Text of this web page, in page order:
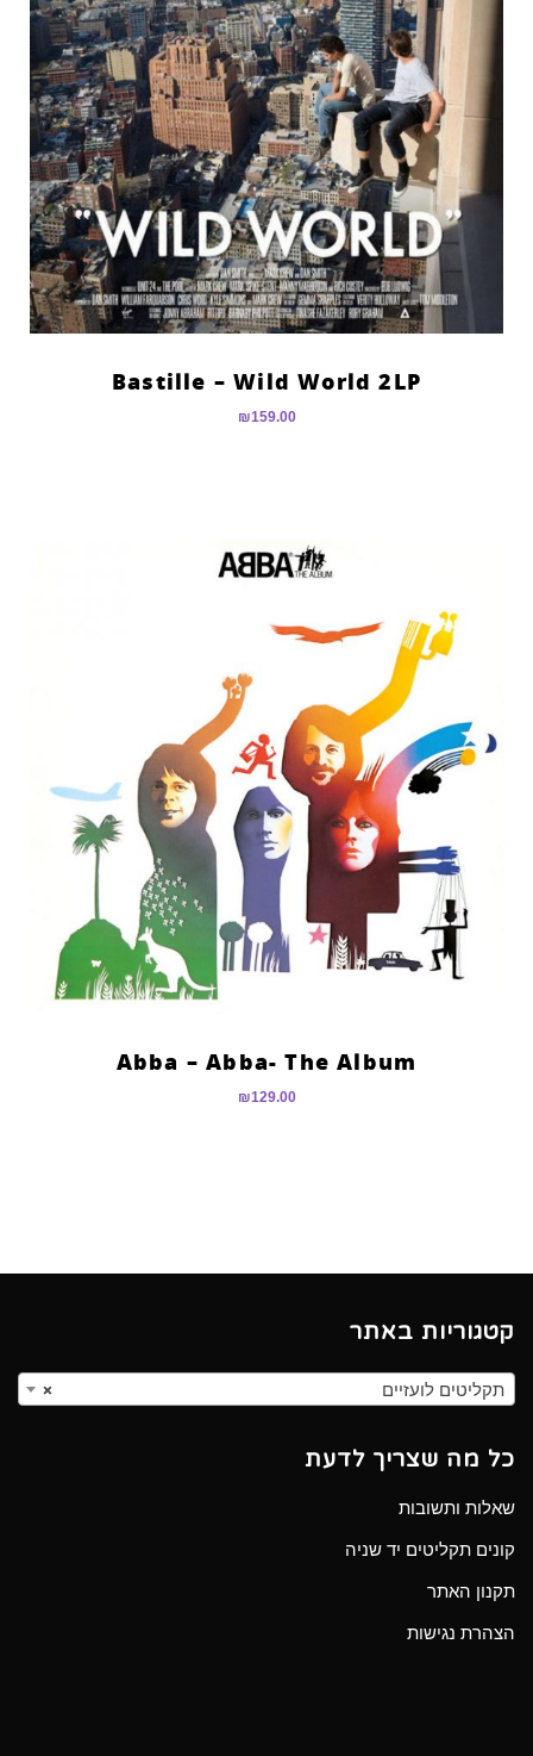
Bastille – Wild World 2LP
₪159.00
Abba – Abba- The Album
₪129.00
קטגוריות באתר
× תקליטים לועזיים
כל מה שצריך לדעת
שאלות ותשובות
קונים תקליטים יד שניה
תקנון האתר
הצהרת נגישות